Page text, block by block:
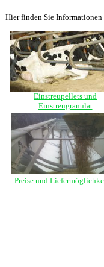
Hier finden Sie Informationen
Einstreupellets und
Einstreugranulat
Preise und